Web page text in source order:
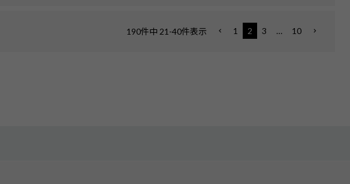
190件中 21 -40件表示 1 2 3 … 10